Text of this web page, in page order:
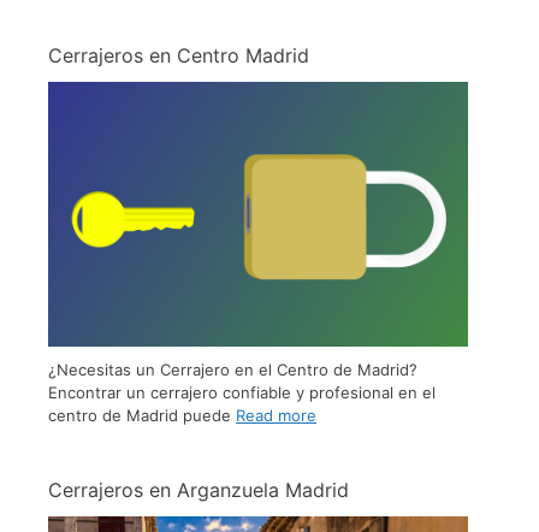
Cerrajeros en Centro Madrid
¿Necesitas un Cerrajero en el Centro de Madrid?
Encontrar un cerrajero confiable y profesional en el
centro de Madrid puede Read more
Cerrajeros en Arganzuela Madrid